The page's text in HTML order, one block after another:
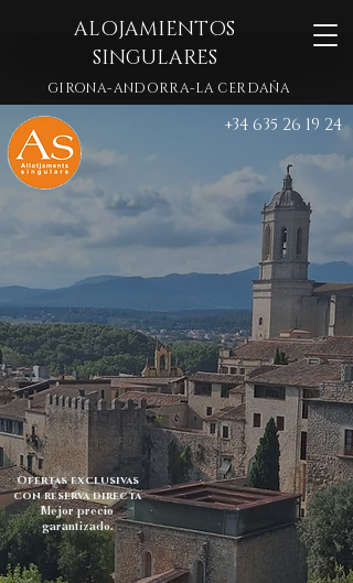
ALOJAMIENTOS
SINGULARES
GIRONA-ANDORRA-LA CERDAÑA
+34 635 26 19 24
Ofertas exclusivas
con reserva directa
Mejor precio
garantizado.